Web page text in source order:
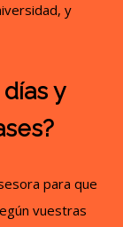
y
y
para que
vuestras